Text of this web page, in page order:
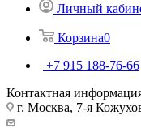
Личный
Корзина0
+7 915 188-76-66
Контактная
г. Москва, 7-я